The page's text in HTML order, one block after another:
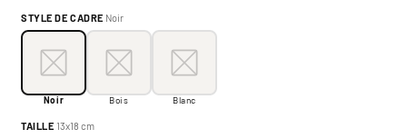
Style de cadre:
Noir Bois Blanc
STYLE DE CADRE Noir
Noir Bois Blanc
TAILLE 13x18 cm